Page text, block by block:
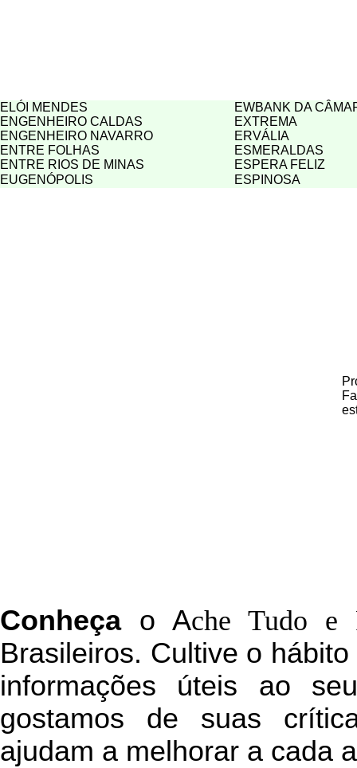
ELÓI MENDES
EWBANK DA
ENGENHEIRO CALDAS
EXTREMA
ENGENHEIRO NAVARRO
ERVÁLIA
ENTRE FOLHAS
ESMERALDAS
ENTRE RIOS DE MINAS
ESPERA FELIZ
EUGENÓPOLIS
ESPINOSA
Conheçao Ache Tudo e
Brasileiros. Cultive o
informações úteis ao
gostamos de suas
ajudam a melhorar a cada